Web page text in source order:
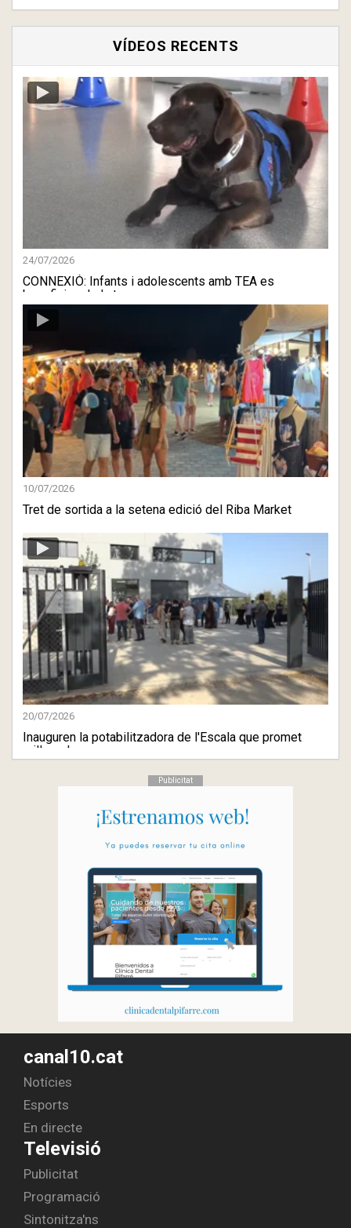
VÍDEOS RECENTS
24/07/2026
CONNEXIÓ: Infants i adolescents amb TEA es
beneficien de la te ...
10/07/2026
Tret de sortida a la setena edició del Riba Market
20/07/2026
Inauguren la potabilitzadora de l'Escala que promet
millorar la ...
Publicitat
canal10.cat
Notícies
Esports
En directe
Televisió
Publicitat
Programació
Sintonitza'ns